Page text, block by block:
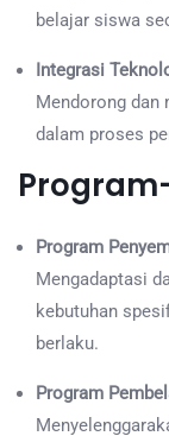
belajar siswa
Integrasi
Mendorong dan
dalam proses
Program
Mengadaptasi
kebutuhan
berlaku.
Program